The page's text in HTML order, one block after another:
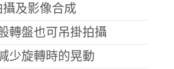
及影像合成
轉盤也可吊掛拍攝
少旋轉時的晃動